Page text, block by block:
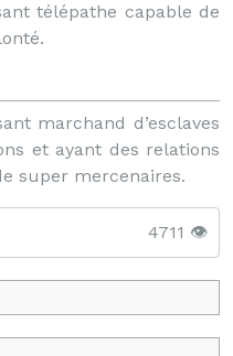
télépathe capable de
marchand d’esclaves
et ayant des relations
super mercenaires.
4711 👁️